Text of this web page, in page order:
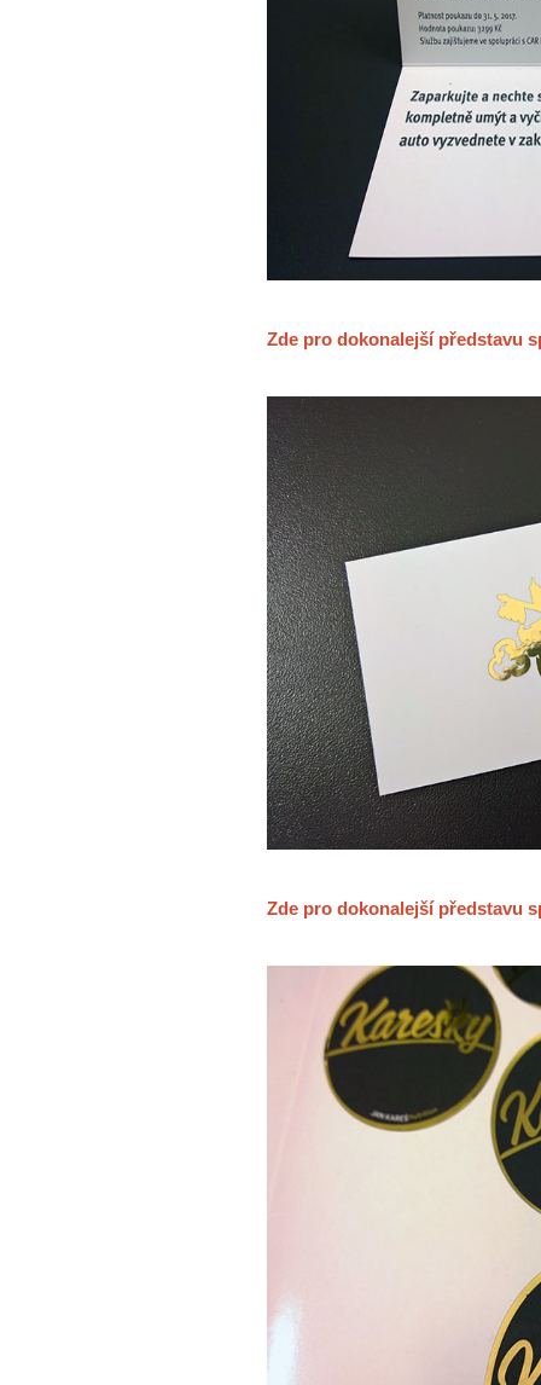
Zde pro dokonalejší představu
Zde pro dokonalejší představu